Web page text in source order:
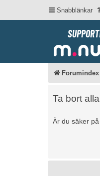
Snabblänkar
Forumindex
Ta bort
Är du säker